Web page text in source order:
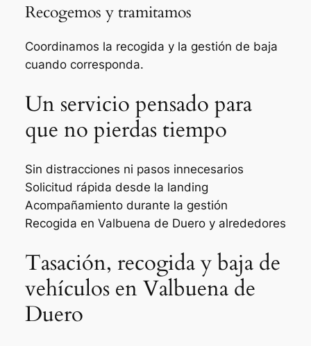
Recogemos y tramitamos
Coordinamos la recogida y la gestión de baja
cuando corresponda.
Un servicio pensado para
que no pierdas tiempo
Sin distracciones ni pasos innecesarios
Solicitud rápida desde la landing
Acompañamiento durante la gestión
Recogida en Valbuena de Duero y alrededores
Tasación, recogida y baja de
vehículos en Valbuena de
Duero